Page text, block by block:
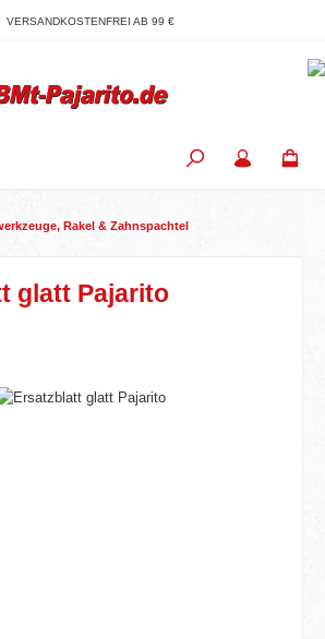
VERSANDKOSTENFREI AB 99 €
Rakel & Zahnspachtel
glatt Pajarito